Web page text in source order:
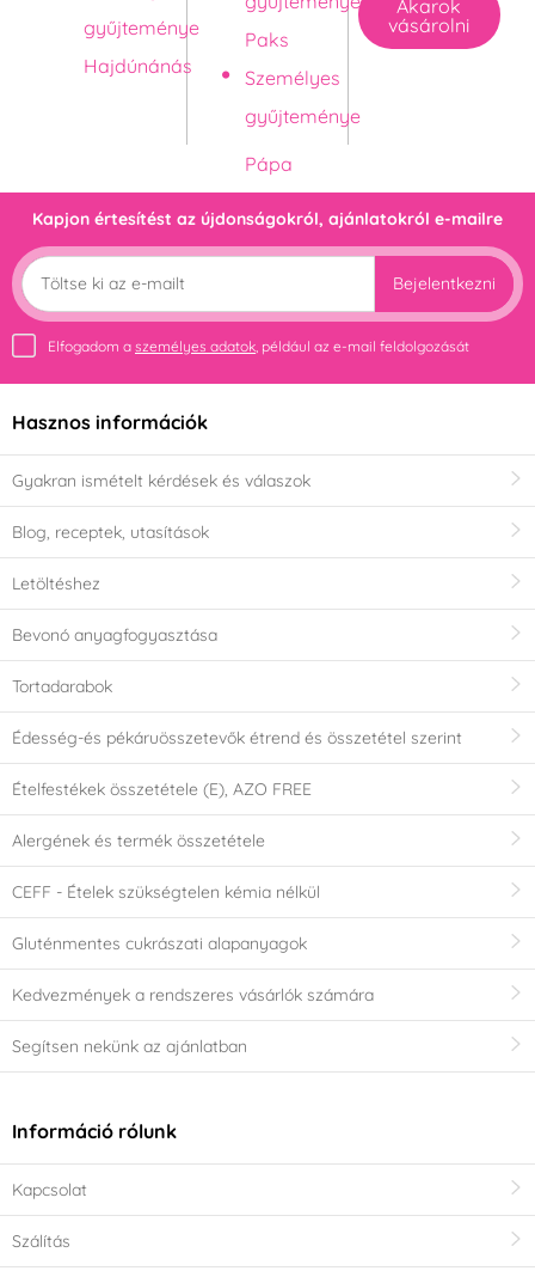
gyűjteménye
Hajdúnánás
Paks
Személyes
gyűjteménye
Akarok
vásárolni
Kapjon értesítést az újdonságokról, ajánlatokról e-mailre
Bejelentkezni
Elfogadom a személyes adatok , például az e-mail feldolgozását
Hasznos információk
Gyakran ismételt kérdések és válaszok
Blog, receptek, utasítások
Letöltéshez
Bevonó anyagfogyasztása
Tortadarabok
Édesség-és pékáruösszetevők étrend és összetétel szerint
Ételfestékek összetétele (E), AZO FREE
Alergének és termék összetétele
CEFF - Ételek szükségtelen kémia nélkül
Gluténmentes cukrászati alapanyagok
Kedvezmények a rendszeres vásárlók számára
Segítsen nekünk az ajánlatban
Információ rólunk
Kapcsolat
Szálítás